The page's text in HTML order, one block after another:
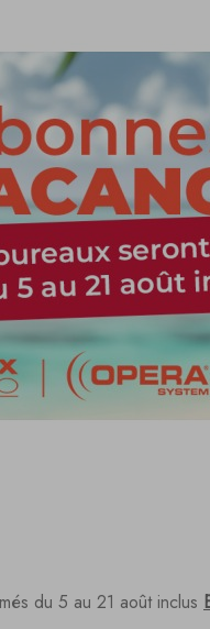
du 5 au 21 août inclus